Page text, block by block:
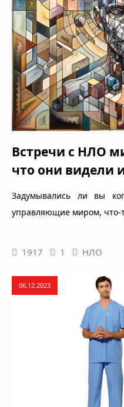
Встречи с НЛО
что они видели
Задумывались ли вы
управляющие миром, что-
1917 1 НЛО
06.12.2023